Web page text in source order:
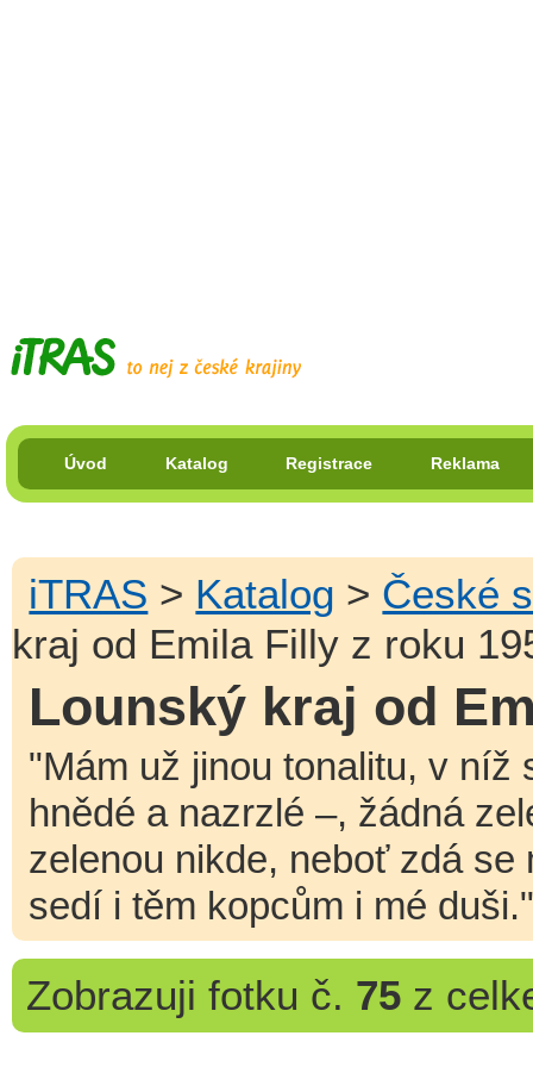
Úvod Katalog Registrace Reklama
iTRAS > Katalog > České
kraj od Emila Filly z roku
Lounský kraj od
"Mám už jinou tonalitu, v níž
hnědé a nazrzlé –, žádná
zelenou nikde, neboť zdá
sedí i těm kopcům i mé
Zobrazuji fotku č. 75z